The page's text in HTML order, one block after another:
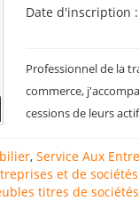
Date d'inscription :
Professionnel de la
commerce,
cessions de leurs
, Service Aux
et de
titres de sociétés